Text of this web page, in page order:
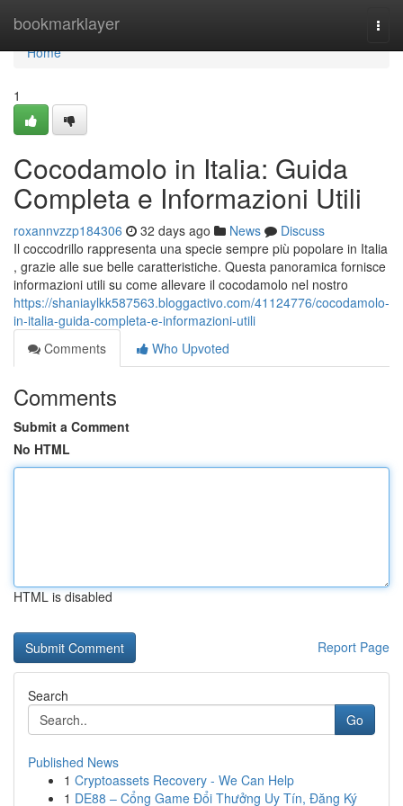
bookmarklayer
Home
Home
1
Cocodamolo in Italia: Guida
Completa e Informazioni Utili
roxannvzzp184306 32 days ago News
Discuss
Il coccodrillo rappresenta una specie sempre più popolare in Italia
, grazie alle sue belle caratteristiche. Questa panoramica fornisce
informazioni utili su come allevare il cocodamolo nel nostro
https://shaniaylkk587563.bloggactivo.com/41124776/cocodamolo-
in-italia-guida-completa-e-informazioni-utili
Comments
Who Upvoted
Comments
Submit a Comment
No HTML
HTML is disabled
Report Page
Search
Go
Published News
1 Cryptoassets Recovery - We Can Help
1 DE88 – Cổng Game Đổi Thưởng Uy Tín, Đăng Ký